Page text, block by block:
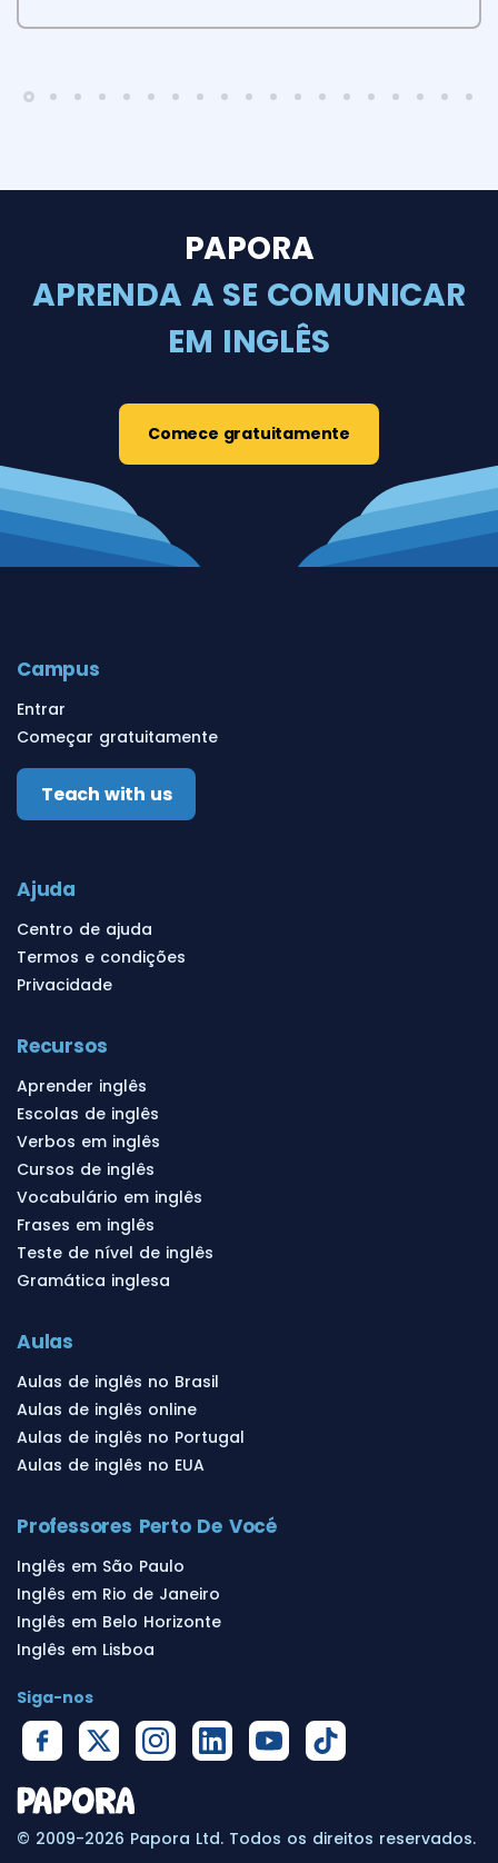
PAPORA
APRENDA A SE COMUNICAR
EM INGLÊS
Comece gratuitamente
Campus
Entrar
Começar gratuitamente
Teach with us
Ajuda
Centro de ajuda
Termos e condições
Privacidade
Recursos
Aprender inglês
Escolas de inglês
Verbos em inglês
Cursos de inglês
Vocabulário em inglês
Frases em inglês
Teste de nível de inglês
Gramática inglesa
Aulas
Aulas de inglês no Brasil
Aulas de inglês online
Aulas de inglês no Portugal
Aulas de inglês no EUA
Professores Perto De Vocé
Inglês em São Paulo
Inglês em Rio de Janeiro
Inglês em Belo Horizonte
Inglês em Lisboa
Siga-nos
© 2009-2026 Papora Ltd. Todos os direitos reservados.